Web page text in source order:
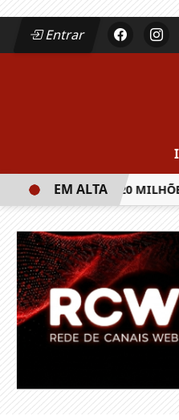
Entrar
PRÊMIO DE R$ 20 MILHÕES
EM ALTA